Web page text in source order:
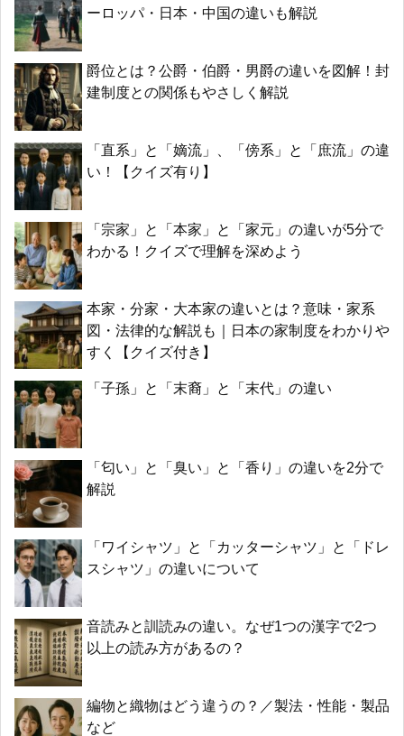
ーロッパ・日本・中国の違いも解説
爵位とは？公爵・伯爵・男爵の違いを図解！封
建制度との関係もやさしく解説
「直系」と「嫡流」、「傍系」と「庶流」の違
い！【クイズ有り】
「宗家」と「本家」と「家元」の違いが5分で
わかる！クイズで理解を深めよう
本家・分家・大本家の違いとは？意味・家系
図・法律的な解説も｜日本の家制度をわかりや
すく【クイズ付き】
「子孫」と「末裔」と「末代」の違い
「匂い」と「臭い」と「香り」の違いを2分で
解説
「ワイシャツ」と「カッターシャツ」と「ドレ
スシャツ」の違いについて
音読みと訓読みの違い。なぜ1つの漢字で2つ
以上の読み方があるの？
編物と織物はどう違うの？／製法・性能・製品
など